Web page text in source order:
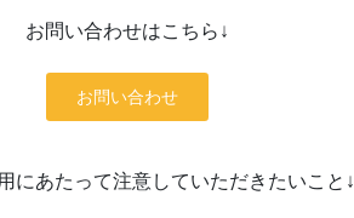
お問い合わせはこちら↓
お問い合わせ
にあたって注意していただきたいこと↓